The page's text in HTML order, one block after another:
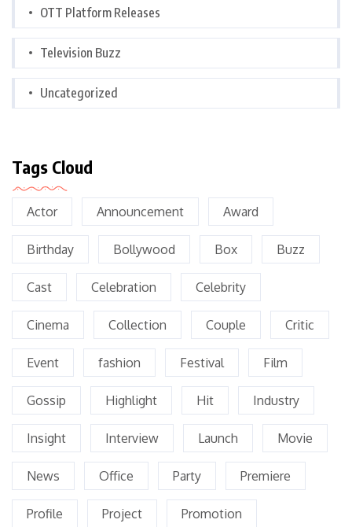
OTT Platform Releases
Television Buzz
Uncategorized
Tags Cloud
Actor Announcement Award
Birthday Bollywood Box Buzz
Cast Celebration Celebrity
Cinema Collection Couple Critic
Event fashion Festival Film
Gossip Highlight Hit Industry
Insight Interview Launch Movie
News Office Party Premiere
Profile Project Promotion